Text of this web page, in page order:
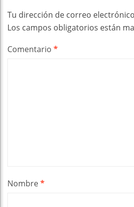
Tu dirección de correo
Los campos obligatorios están
Comentario *
Nombre*